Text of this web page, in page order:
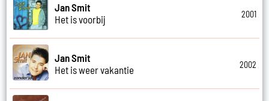
Jan Smit
Het is voorbij
2001
Jan Smit
Het is weer vakantie
2002